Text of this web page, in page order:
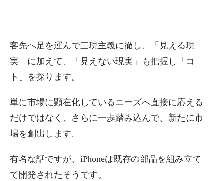
客先へ足を運んで三現主義に徹し、「見える現
実」に加えて、「見えない現実」も把握し「コ
ト」を探ります。
単に市場に顕在化しているニーズへ直接に応える
だけではなく、さらに一歩踏み込んで、新たに市
場を創出します。
有名な話ですが、iPhoneは既存の部品を組み立て
て開発されたそうです。